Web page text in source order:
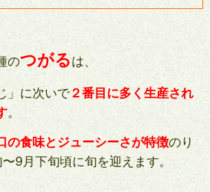
のつがるは、
」に次いで２番目に多く生産され
。
の食味とジューシーさが特徴のり
9月下旬頃に旬を迎えます。